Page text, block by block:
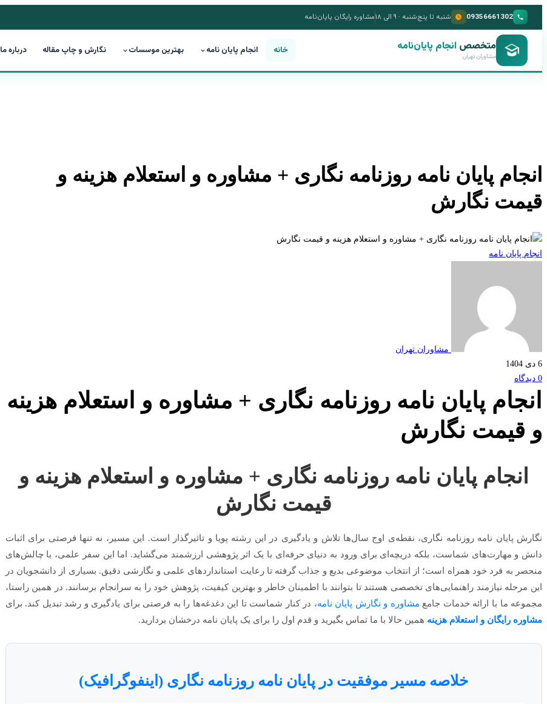
09356661302 شنبه تا پنج‌شنبه · ۹ الی ۱۸ مشاوره رایگان پایان‌نامه
متخصص انجام پایان‌نامه
مشاوران تهران خانه انجام پایان نامه بهترین موسسات نگارش و چاپ مقاله درباره ما
انجام پایان نامه روزنامه نگاری + مشاوره و استعلام هزینه و
قیمت نگارش
انجام پایان نامه
مشاوران تهران
6 دی 1404
0 دیدگاه
انجام پایان نامه روزنامه نگاری + مشاوره و استعلام هزینه
و قیمت نگارش
انجام پایان نامه روزنامه نگاری + مشاوره و استعلام هزینه و
قیمت نگارش
نگارش پایان نامه روزنامه نگاری، نقطه‌ی اوج سال‌ها تلاش و یادگیری در این رشته پویا و تاثیرگذار است. این مسیر، نه تنها فرصتی برای اثبات
دانش و مهارت‌های شماست، بلکه دریچه‌ای برای ورود به دنیای حرفه‌ای با یک اثر پژوهشی ارزشمند می‌گشاید. اما این سفر علمی، با چالش‌های
منحصر به فرد خود همراه است؛ از انتخاب موضوعی بدیع و جذاب گرفته تا رعایت استانداردهای علمی و نگارشی دقیق. بسیاری از دانشجویان در
این مرحله نیازمند راهنمایی‌های تخصصی هستند تا بتوانند با اطمینان خاطر و بهترین کیفیت، پژوهش خود را به سرانجام برسانند. در همین راستا،
مجموعه ما با ارائه خدمات جامع مشاوره و نگارش پایان نامه، در کنار شماست تا این دغدغه‌ها را به فرصتی برای یادگیری و رشد تبدیل کند. برای
مشاوره رایگان و استعلام هزینه همین حالا با ما تماس بگیرید و قدم اول را برای یک پایان نامه درخشان بردارید.
خلاصه مسیر موفقیت در پایان نامه روزنامه نگاری (اینفوگرافیک)